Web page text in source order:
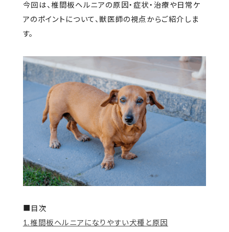
今回は、椎間板ヘルニアの原因・症状・治療や日常ケ
アのポイントについて、獣医師の視点からご紹介しま
す。
■目次
1.椎間板ヘルニアになりやすい犬種と原因